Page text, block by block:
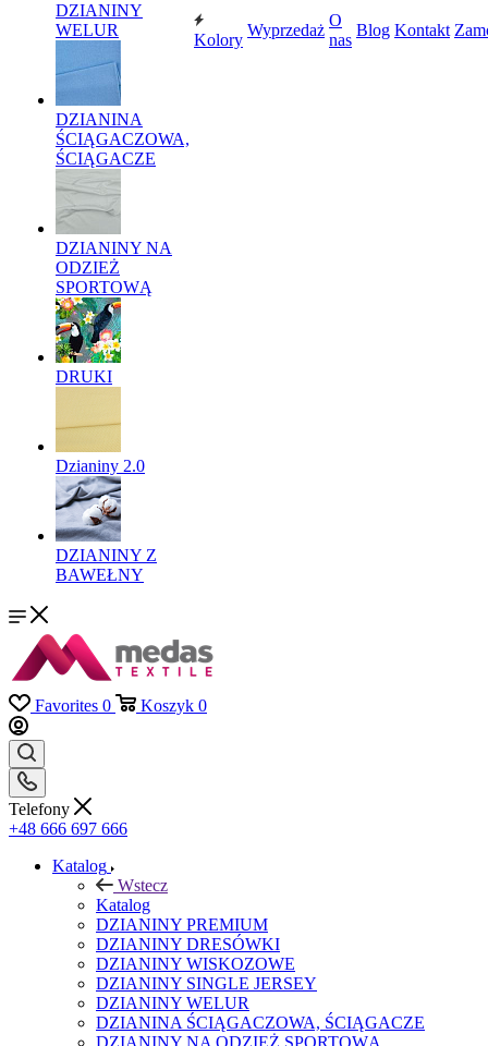
DZIANINY
WELUR
DZIANINA
ŚCIĄGACZOWA,
ŚCIĄGACZE
DZIANINY NA
ODZIEŻ
SPORTOWĄ
DRUKI
Dzianiny 2.0
DZIANINY Z
BAWEŁNY
Kolory
Wyprzedaż
O
nas
Blog Kontakt
Favorites 0 Koszyk 0
Telefony
+48 666 697 666
Katalog
Wstecz
Katalog
DZIANINY PREMIUM
DZIANINY DRESÓWKI
DZIANINY WISKOZOWE
DZIANINY SINGLE JERSEY
DZIANINY WELUR
DZIANINA ŚCIĄGACZOWA, ŚCIĄGACZE
DZIANINY NA ODZIEŻ SPORTOWĄ